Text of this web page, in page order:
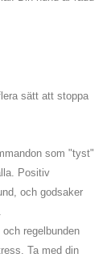
sätt att stoppa
som "tyst"
Positiv
och godsaker
regelbunden
Ta med din